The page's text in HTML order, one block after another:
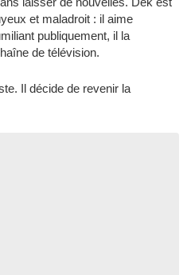
et maladroit : il aime
publiquement, il la
de télévision.
Il décide de revenir la